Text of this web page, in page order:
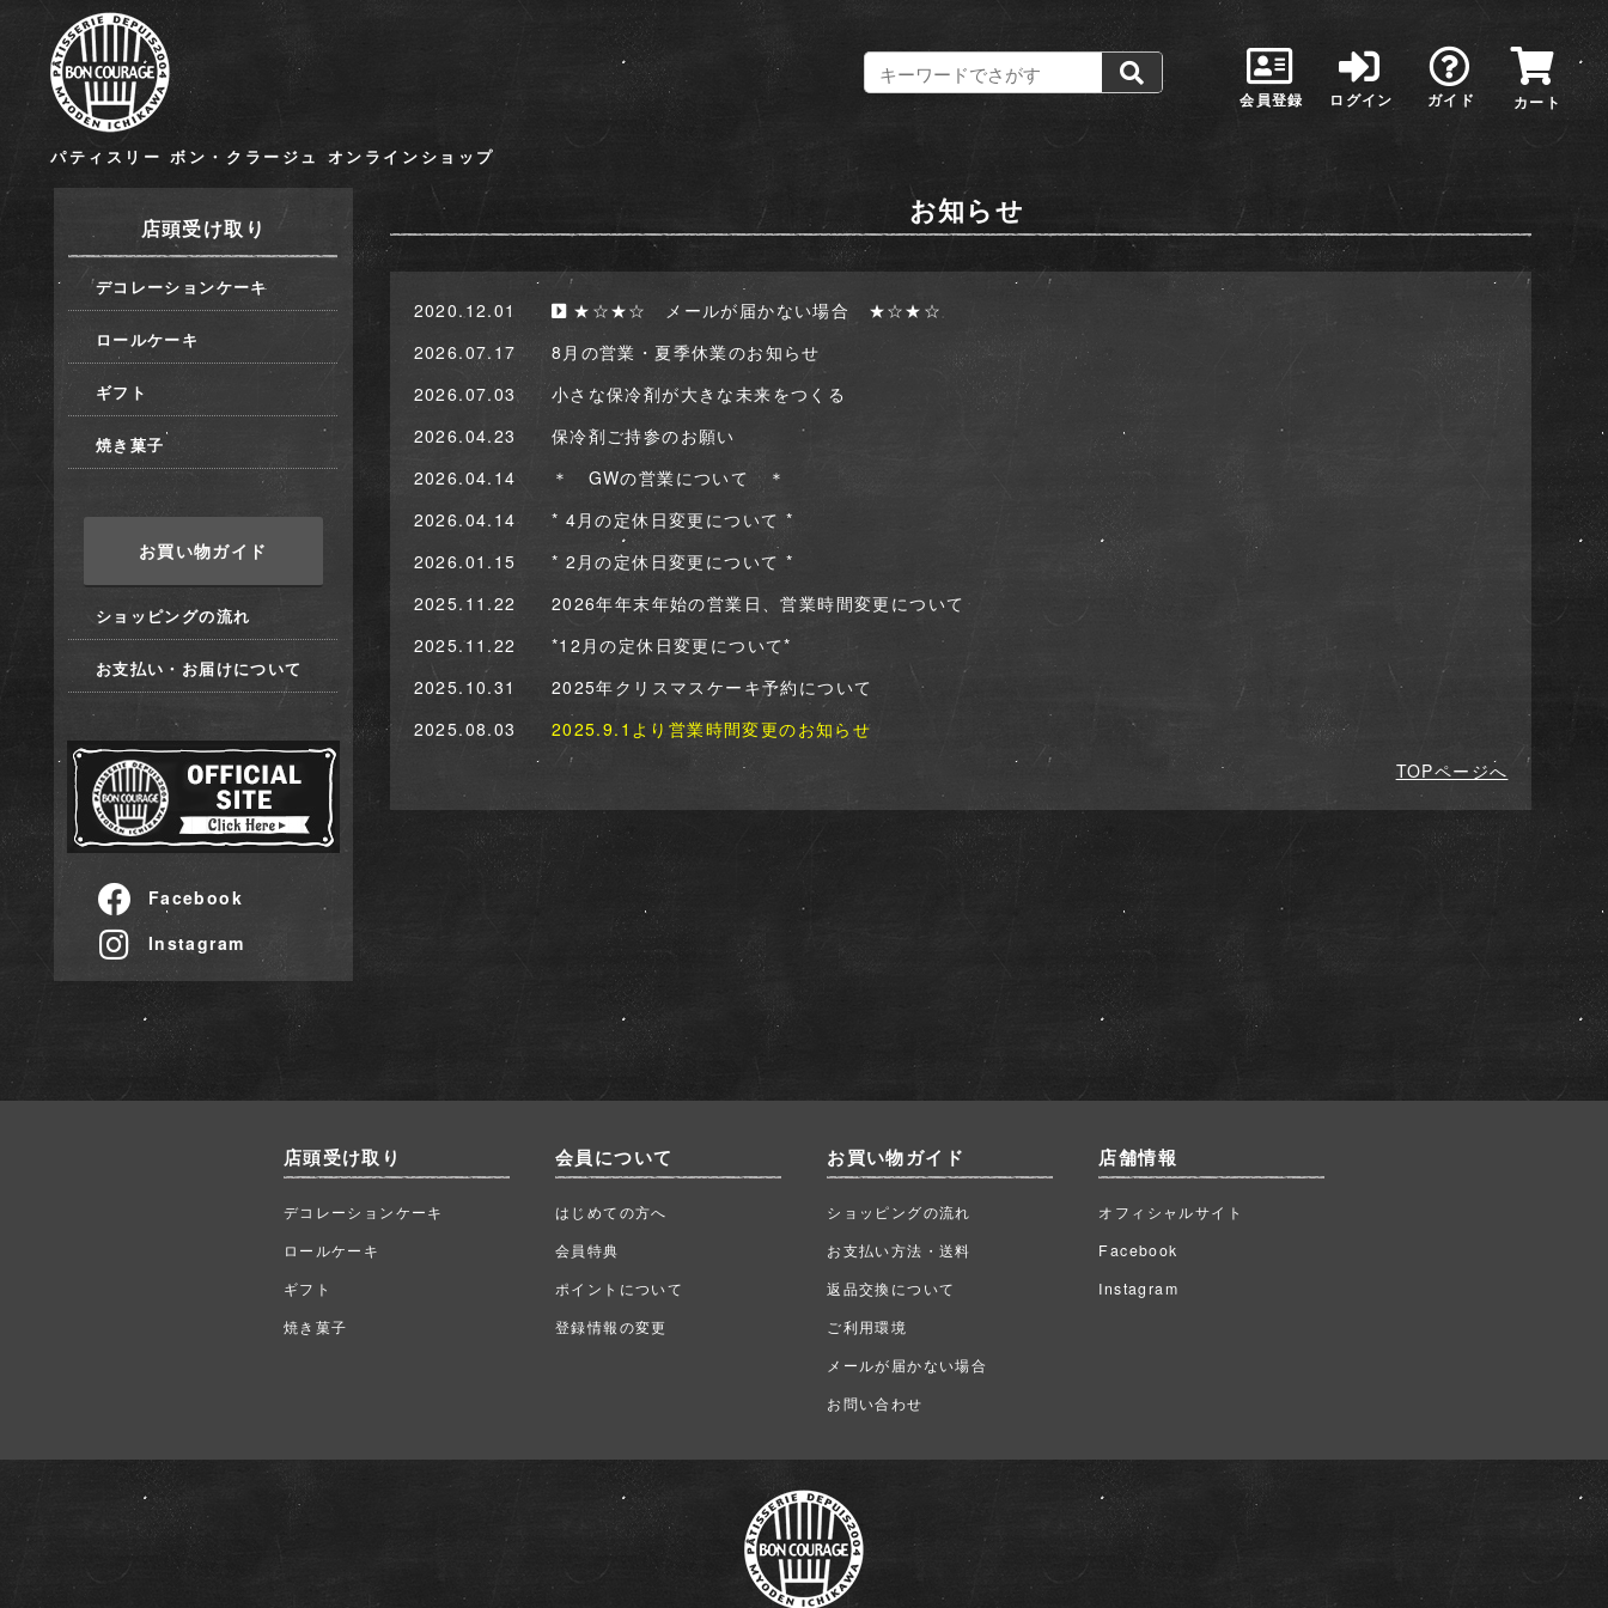
会員登録 ログイン ガイド カート
パティスリー ボン・クラージュ オンラインショップ
店頭受け取り
デコレーションケーキ
ロールケーキ
ギフト
焼き菓子
お買い物ガイド
ショッピングの流れ
お支払い・お届けについて
Facebook
Instagram
お知らせ
2020.12.01
★☆★☆ メールが届かない場合 ★☆★☆
2026.07.17
8月の営業・夏季休業のお知らせ
2026.07.03
小さな保冷剤が大きな未来をつくる
2026.04.23
保冷剤ご持参のお願い
2026.04.14
＊ GWの営業について ＊
2026.04.14
* 4月の定休日変更について *
2026.01.15
* 2月の定休日変更について *
2025.11.22
2026年年末年始の営業日、営業時間変更について
2025.11.22
*12月の定休日変更について*
2025.10.31
2025年クリスマスケーキ予約について
2025.08.03
2025.9.1より営業時間変更のお知らせ
TOPページへ
店頭受け取り
デコレーションケーキ
ロールケーキ
ギフト
焼き菓子
会員について
はじめての方へ
会員特典
ポイントについて
登録情報の変更
お買い物ガイド
ショッピングの流れ
お支払い方法・送料
返品交換について
ご利用環境
メールが届かない場合
お問い合わせ
店舗情報
オフィシャルサイト
Facebook
Instagram